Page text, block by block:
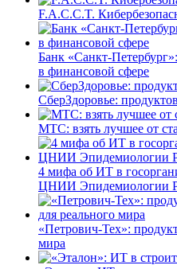
F.A.C.C.T.
Банк «Санкт-
в финансовой сфере
СберЗдоровье:
МТС: взять лучшее от
4 мифа об ИТ в
ЦНИИ Эпидемиологии
«Петрович-Тех»:
мира